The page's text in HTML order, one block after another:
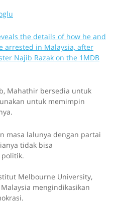
the details of how he and
arrested in Malaysia, after
Najib Razak on the 1MDB
Mahathir bersedia untuk
untuk memimpin
masa lalunya dengan partai
tidak bisa
politik.
Melbourne University,
mengindikasikan